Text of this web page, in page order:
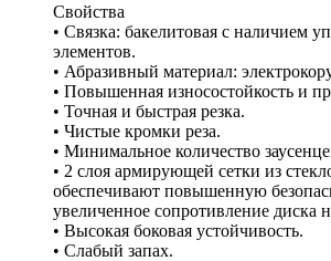
Свойства
• Связка: бакелитовая с наличием
элементов.
• Абразивный материал:
• Повышенная износостойкость и
• Точная и быстрая резка.
• Чистые кромки реза.
• Минимальное количество
• 2 слоя армирующей сетки из
обеспечивают повышенную
увеличенное сопротивление диска
• Высокая боковая устойчивость.
• Слабый запах.